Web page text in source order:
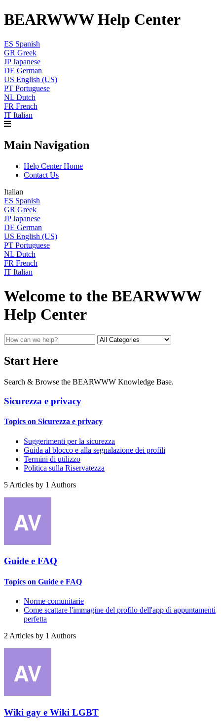
BEARWWW Help Center
ES Spanish
GR Greek
JP Japanese
DE German
US English (US)
PT Portuguese
NL Dutch
FR French
IT Italian
Main Navigation
Help Center Home
Contact Us
Italian
ES Spanish
GR Greek
JP Japanese
DE German
US English (US)
PT Portuguese
NL Dutch
FR French
IT Italian
Welcome to the BEARWWW
Help Center
Start Here
Search & Browse the BEARWWW Knowledge Base.
Sicurezza e privacy
Topics on Sicurezza e privacy
Suggerimenti per la sicurezza
Guida al blocco e alla segnalazione dei profili
Termini di utilizzo
Politica sulla Riservatezza
5 Articles by 1 Authors
Guide e FAQ
Topics on Guide e FAQ
Norme comunitarie
Come scattare l'immagine del profilo dell'app di appuntamenti
perfetta
2 Articles by 1 Authors
Wiki gay e Wiki LGBT